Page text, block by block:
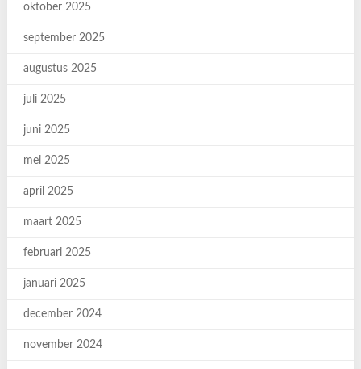
oktober 2025
september 2025
augustus 2025
juli 2025
juni 2025
mei 2025
april 2025
maart 2025
februari 2025
januari 2025
december 2024
november 2024